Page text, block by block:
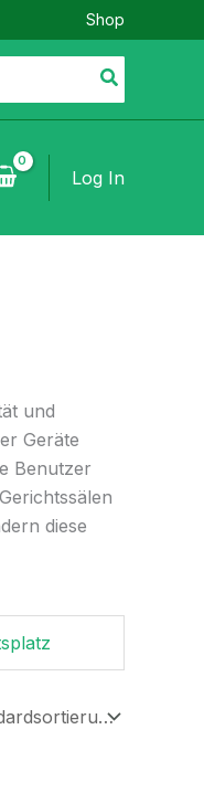
Shop
Log In
und
Geräte
Benutzer
diese